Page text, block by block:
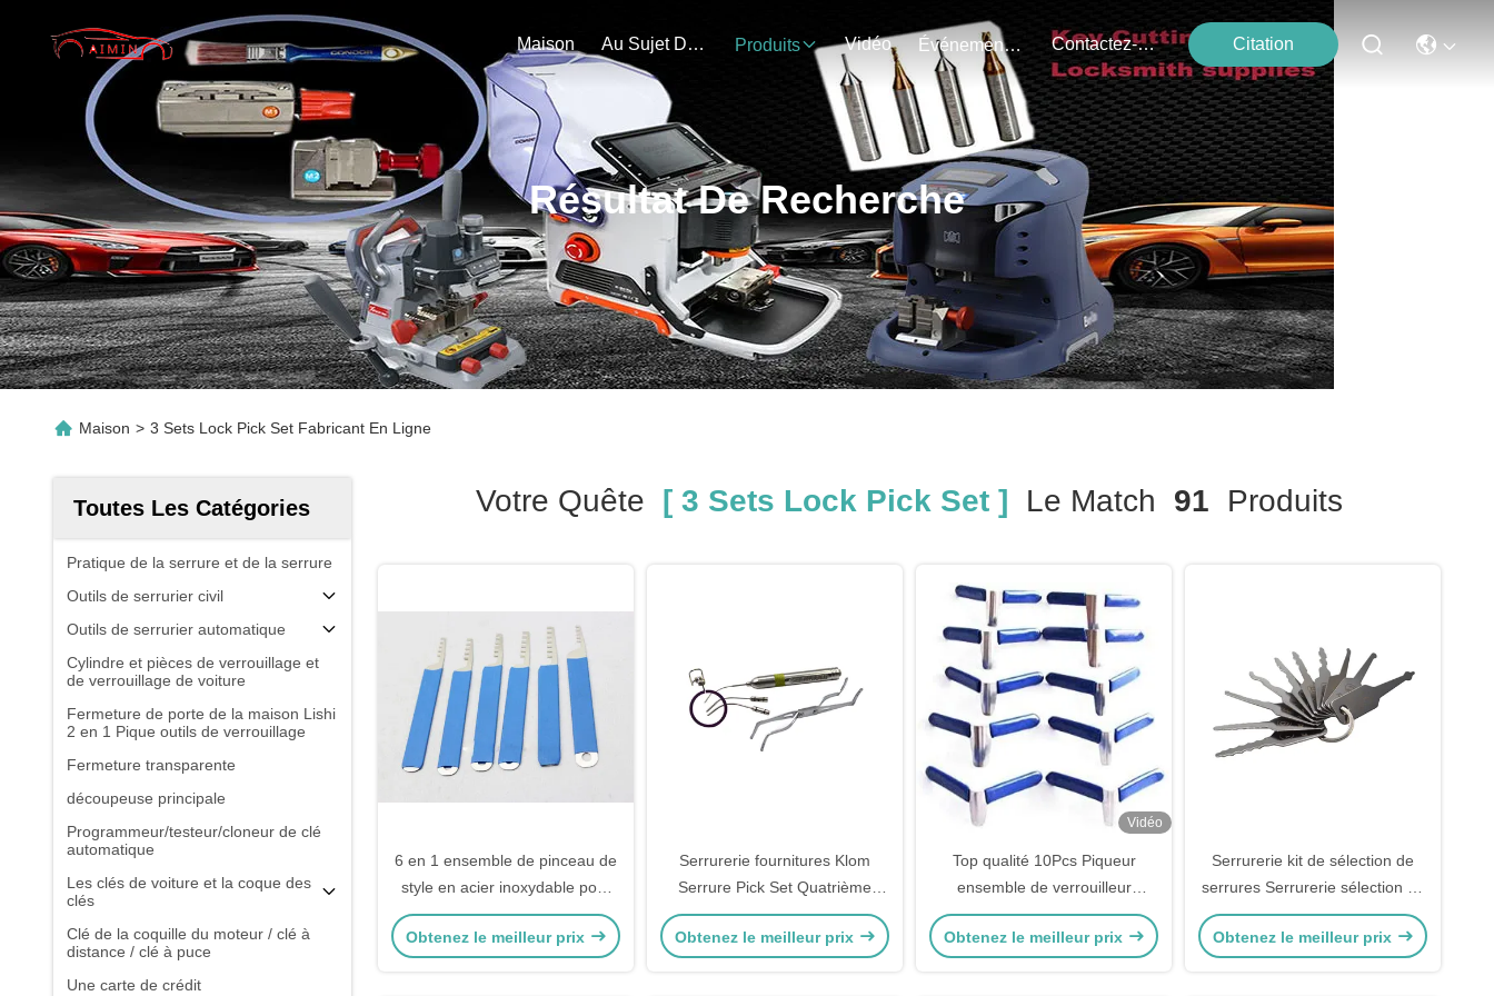
Maison Au Sujet De Nous Produits Vidéo Événements Contactez-Nous Citation
Résultat De Recherche
Maison > 3 Sets Lock Pick Set Fabricant En Ligne
Toutes Les Catégories
Pratique de la serrure et de la serrure
Outils de serrurier civil
Outils de serrurier automatique
Cylindre et pièces de verrouillage et
de verrouillage de voiture
Fermeture de porte de la maison Lishi
2 en 1 Pique outils de verrouillage
Fermeture transparente
découpeuse principale
Programmeur/testeur/cloneur de clé
automatique
Les clés de voiture et la coque des
clés
Clé de la coquille du moteur / clé à
distance / clé à puce
Une carte de crédit
Votre Quête [ 3 Sets Lock Pick Set ] Le Match 91 Produits
6 en 1 ensemble de pinceau de
style en acier inoxydable pour
les débutants
Obtenez le meilleur prix
Serrurerie fournitures Klom
Serrure Pick Set Quatrième
génération d'acier inoxydable
Obtenez le meilleur prix
Vidéo
Top qualité 10Pcs Piqueur
ensemble de verrouilleur
Piqueur d'ouverture de serrure
Piqueur ensemble d'outil de
Obtenez le meilleur prix
Serrurerie kit de sélection de
serrures Serrurerie sélection de
serrures ensemble de sélection
de serrures KLOM avec numéro
Obtenez le meilleur prix